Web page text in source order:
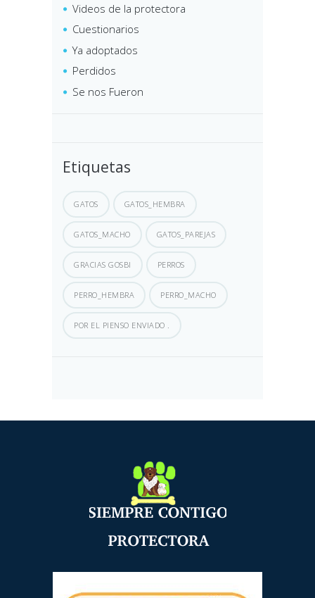
Videos de la protectora
Cuestionarios
Ya adoptados
Perdidos
Se nos Fueron
Etiquetas
GATOS GATOS_HEMBRA
GATOS_MACHO GATOS_PAREJAS
GRACIAS GOSBI PERROS
PERRO_HEMBRA PERRO_MACHO
POR EL PIENSO ENVIADO .